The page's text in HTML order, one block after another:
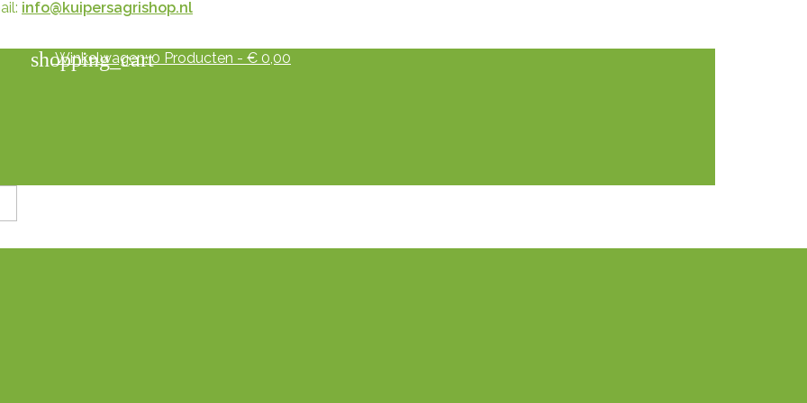
info@kuipersagrishop.nl
shopping_cart
Winkelwagen: 0 Producten - € 0,00